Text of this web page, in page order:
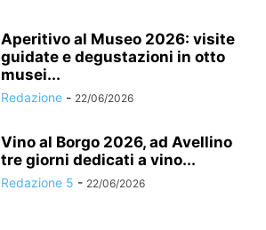
Aperitivo al Museo 2026: visite
guidate e degustazioni in otto
musei...
Redazione - 22/06/2026
Vino al Borgo 2026, ad Avellino
tre giorni dedicati a vino...
Redazione 5 - 22/06/2026